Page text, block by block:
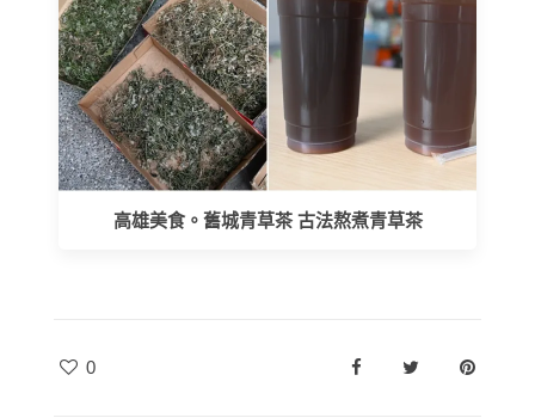
高雄美食。舊城青草茶 古法熬煮青草茶
0